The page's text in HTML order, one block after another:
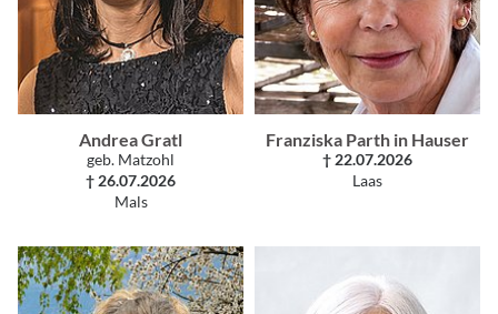
Andrea Gratl
geb. Matzohl
† 26.07.2026
Mals
Franziska Parth in Hauser
† 22.07.2026
Laas